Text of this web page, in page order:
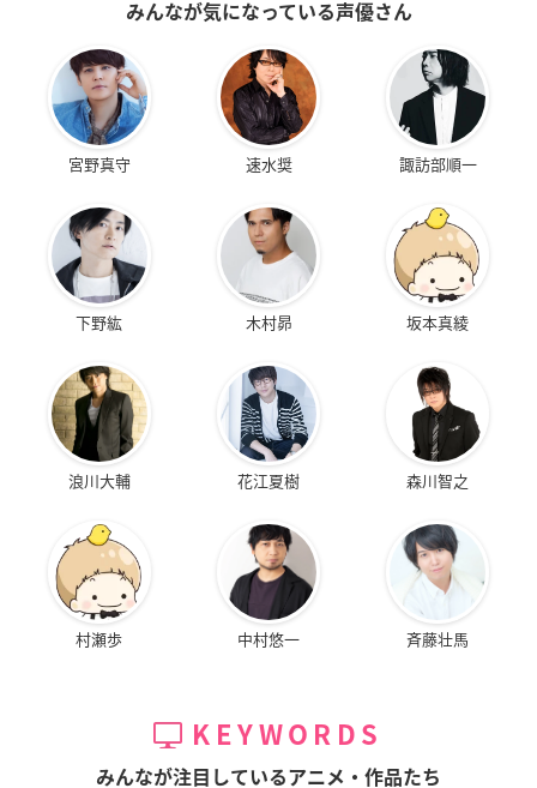
みんなが気になっている声優さん
宮野真守 速水奨 諏訪部順一
下野紘 木村昴 坂本真綾
浪川大輔 花江夏樹 森川智之
村瀬歩 中村悠一 斉藤壮馬
KEYWORDS
みんなが注目しているアニメ・作品たち